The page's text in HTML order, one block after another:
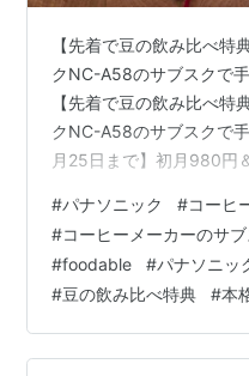
【先着で豆の飲み比べ
クNC-A58のサブスクで
【先着で豆の飲み比べ
クNC-A58のサブスクで
月25日まで】初月980円
200名限定「浅煎り＆深
な機能が使える？パナソ
わせて味を変える「挽き
除を自動化する「オート
い「デカフェ豆コース」
お得？料…
#パナソニック #コーヒ
#コーヒーメーカーのサブ
#foodable #パナソニッ
#豆の飲み比べ特典 #本